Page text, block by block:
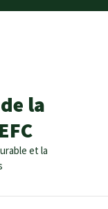
la
et la